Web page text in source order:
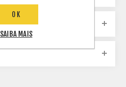
OK
SAIBA MAIS